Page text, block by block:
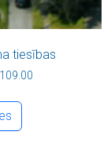
tiesības
Price range: